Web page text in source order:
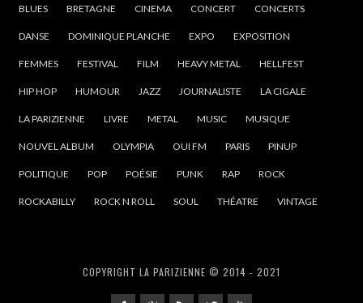
BLUES BRETAGNE CINEMA CONCERT CONCERTS
DANSE DOMINIQUE PLANCHE EXPO EXPOSITION
FEMMES FESTIVAL FILM HEAVY METAL HELLFEST
HIP HOP HUMOUR JAZZ JOURNALISTE LA CIGALE
LA PARIZIENNE LIVRE METAL MUSIC MUSIQUE
NOUVEL ALBUM OLYMPIA OUI FM PARIS PINUP
POLITIQUE POP POÉSIE PUNK RAP ROCK
ROCKABILLY ROCK N ROLL SOUL THÉATRE VINTAGE
COPYRIGHT LA PARIZIENNE © 2014 - 2021